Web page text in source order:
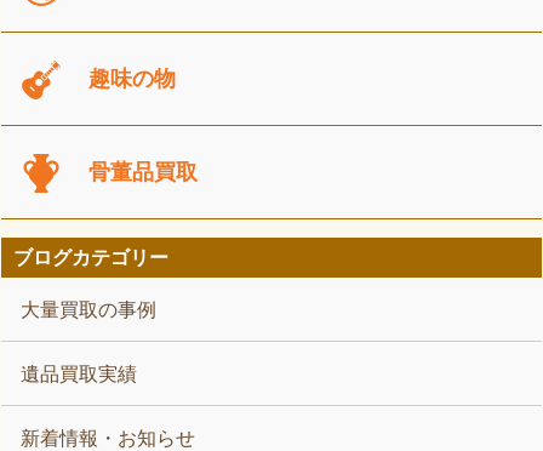
趣味の物
骨董品買取
ブログカテゴリー
大量買取の事例
遺品買取実績
新着情報・お知らせ